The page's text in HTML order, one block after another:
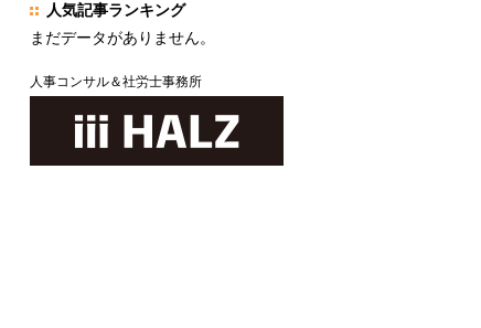
人気記事ランキング
まだデータがありません。
人事コンサル＆社労士事務所